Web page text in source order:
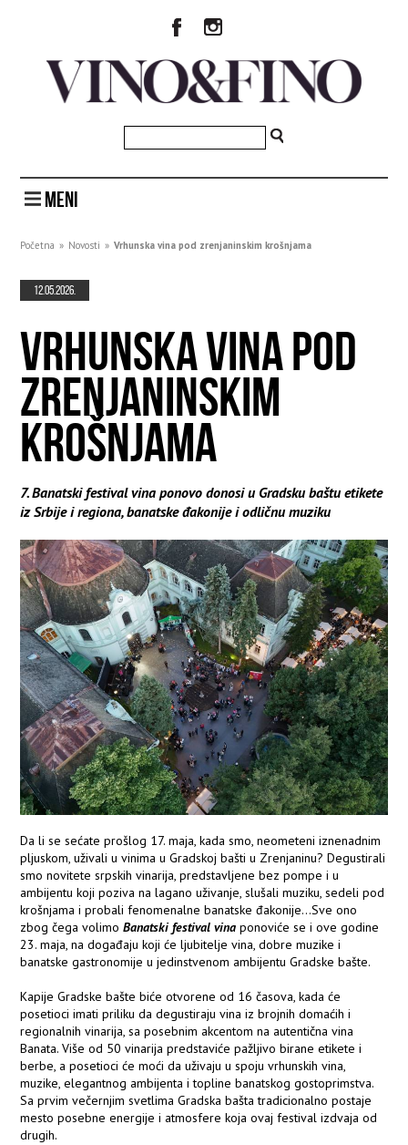
MENI
Početna » Novosti » Vrhunska vina pod zrenjaninskim krošnjama
12.05.2026.
VRHUNSKA VINA POD
ZRENJANINSKIM
KROŠNJAMA
7. Banatski festival vina ponovo donosi u Gradsku baštu etikete
iz Srbije i regiona, banatske đakonije i odličnu muziku
Da li se sećate prošlog 17. maja, kada smo, neometeni iznenadnim
pljuskom, uživali u vinima u Gradskoj bašti u Zrenjaninu? Degustirali
smo novitete srpskih vinarija, predstavljene bez pompe i u
ambijentu koji poziva na lagano uživanje, slušali muziku, sedeli pod
krošnjama i probali fenomenalne banatske đakonije...Sve ono
zbog čega volimoBanatski festival vina ponoviće se i ove godine
23. maja, na događaju koji će ljubitelje vina, dobre muzike i
banatske gastronomije u jedinstvenom ambijentu Gradske bašte.
Kapije Gradske bašte biće otvorene od 16 časova, kada će
posetioci imati priliku da degustiraju vina iz brojnih domaćih i
regionalnih vinarija, sa posebnim akcentom na autentična vina
Banata. Više od 50 vinarija predstaviće pažljivo birane etikete i
berbe, a posetioci će moći da uživaju u spoju vrhunskih vina,
muzike, elegantnog ambijenta i topline banatskog gostoprimstva.
Sa prvim večernjim svetlima Gradska bašta tradicionalno postaje
mesto posebne energije i atmosfere koja ovaj festival izdvaja od
drugih.